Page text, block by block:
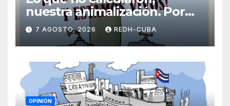
nuestra animalización. Por
Laidi Fernández de Juan
7 AGOSTO, 2026 REDH-CUBA
OPINIÓN